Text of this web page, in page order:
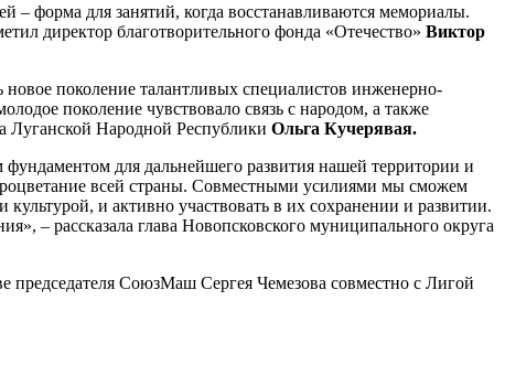
– форма для занятий, когда восстанавливаются мемориалы.
директор благотворительного фонда «Отечество» Виктор
поколение талантливых специалистов инженерно-
поколение чувствовало связь с народом, а также
Луганской Народной Республики Ольга Кучерявая.
для дальнейшего развития нашей территории и
всей страны. Совместными усилиями мы сможем
и активно участвовать в их сохранении и развитии.
– рассказала глава Новопсковского муниципального округа
председателя СоюзМаш Сергея Чемезова совместно с Лигой